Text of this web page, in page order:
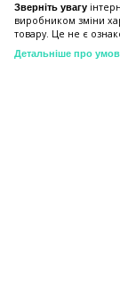
Зверніть увагу
виробником зміни
товару. Це не є
Детальніше про